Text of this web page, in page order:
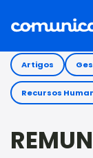
Artigos
Recursos